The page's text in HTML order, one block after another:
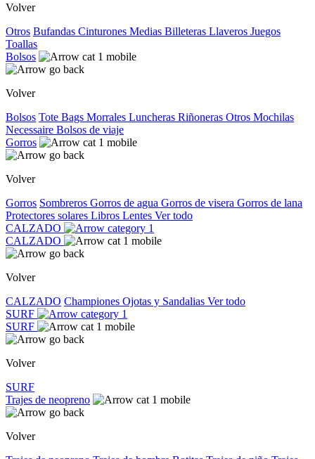
Volver
Otros Bufandas Cinturones Medias Billeteras Llaveros Juegos
Toallas
Bolsos
Volver
Bolsos Tote Bags Morrales Luncheras Riñoneras Otros Mochilas
Necessaire Bolsos de viaje
Gorros
Volver
Gorros Sombreros Gorros de agua Gorros de visera Gorros de lana
Protectores solares Libros Lentes Ver todo
CALZADO
CALZADO
Volver
CALZADO Championes Ojotas y Sandalias Ver todo
SURF
SURF
Volver
SURF
Trajes de neopreno
Volver